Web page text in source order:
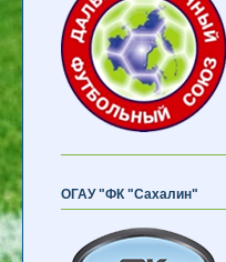
ОГАУ "ФК "Сахалин"